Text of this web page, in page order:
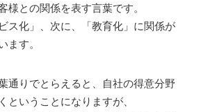
様との関係を表す言葉です。
ス化」、次に、「教育化」に関係が
ます。
通りでとらえると、自社の得意分野
ということになりますが、